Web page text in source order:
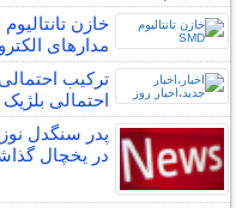
مدارهای
احتمالی بلژیک
در یخچال